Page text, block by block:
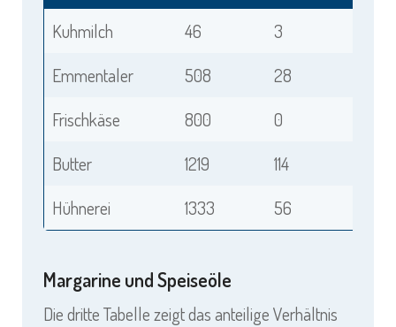
Kuhmilch
46
3
Emmentaler
508
28
Frischkäse
800
0
Butter
1219
114
Hühnerei
1333 56
Margarine und Speiseöle
Die dritte Tabelle zeigt das anteilige Verhältnis